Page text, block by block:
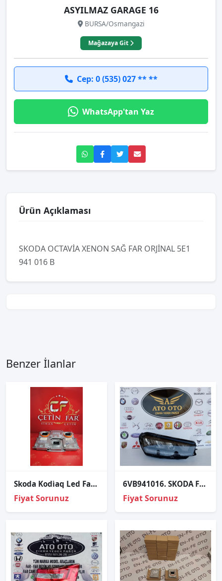
ASYILMAZ GARAGE 16
BURSA/Osmangazi
Mağazaya Git
Cep: 0 (535) 027 ** **
WhatsApp'tan Yaz
Ürün Açıklaması
SKODA OCTAVİA XENON SAĞ FAR ORJİNAL 5E1
941 016 B
Benzer İlanlar
Skoda Kodi̇aq Led Far Beyni̇ Orj Sökme Kodlu 7p5941591ad
Fiyat Sorunuz
6VB941016. SKODA FABİA ORJİNAL ÇIKMA SAĞ FAR 2022 - 2024
Fiyat Sorunuz